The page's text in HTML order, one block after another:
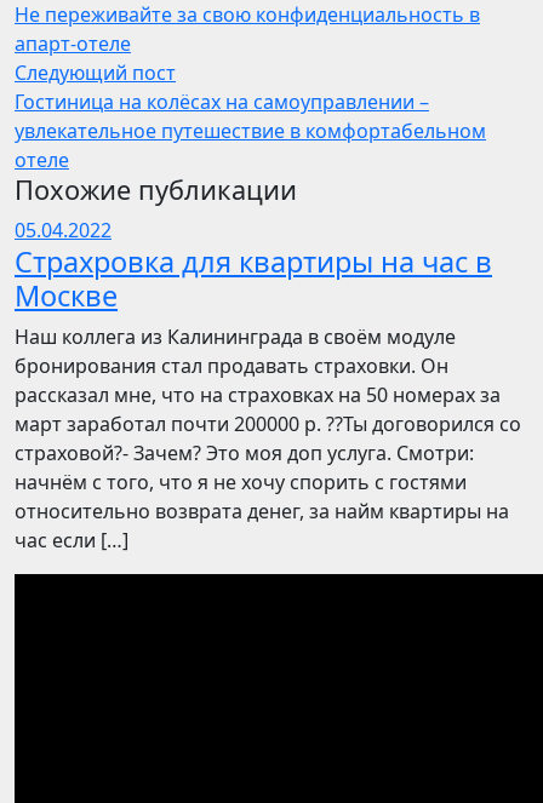
Не переживайте за свою конфиденциальность в
апарт-отеле
Следующий пост
Гостиница на колёсах на самоуправлении –
увлекательное путешествие в комфортабельном
отеле
Похожие публикации
05.04.2022
Страхровка для квартиры на час в
Москве
Наш коллега из Калининграда в своём модуле
бронирования стал продавать страховки. Он
рассказал мне, что на страховках на 50 номерах за
март заработал почти 200000 р. ??Ты договорился со
страховой?- Зачем? Это моя доп услуга. Смотри:
начнём с того, что я не хочу спорить с гостями
относительно возврата денег, за найм квартиры на
час если […]